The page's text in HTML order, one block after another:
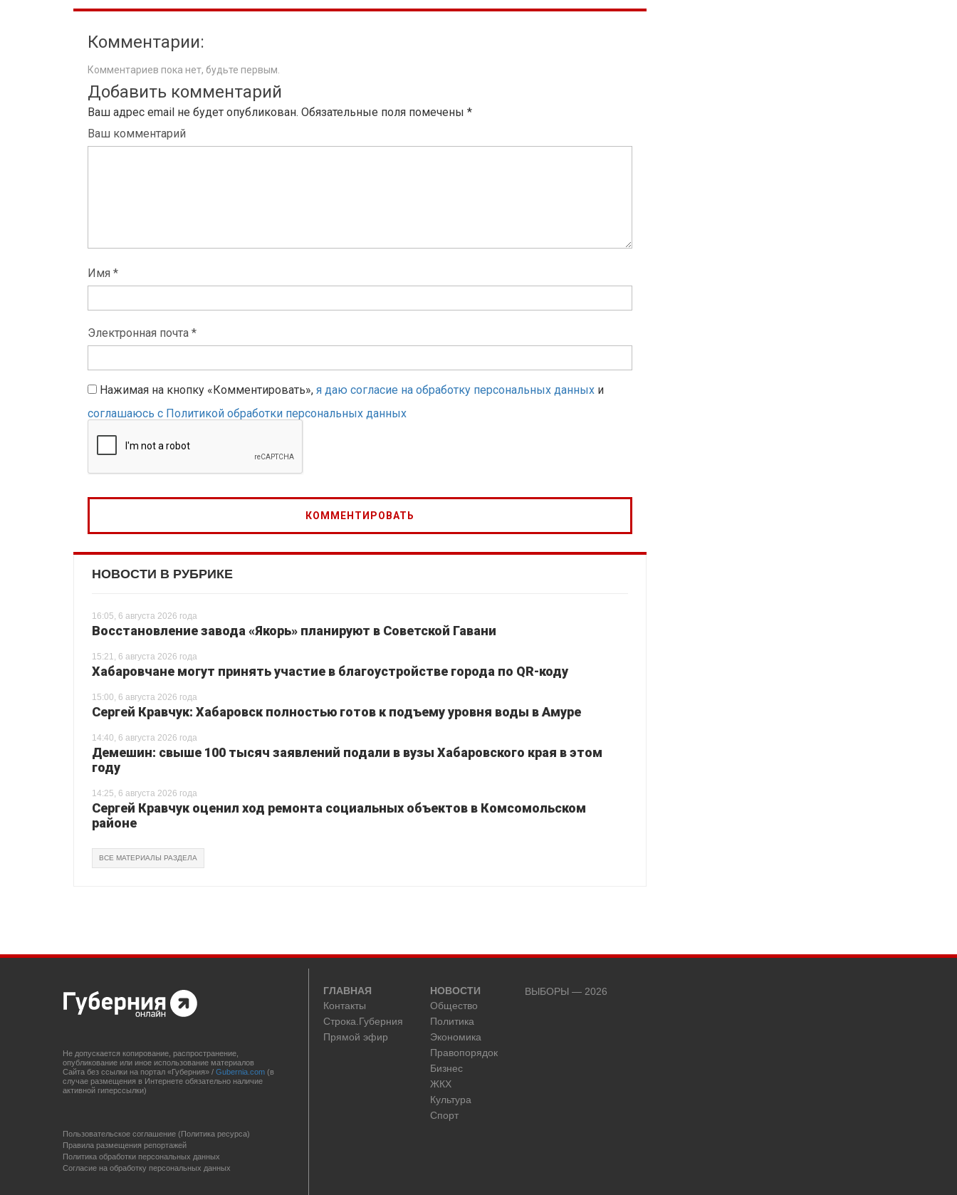
Комментарии:
Комментариев пока нет, будьте первым.
Добавить комментарий
Ваш адрес email не будет опубликован. Обязательные поля помечены *
Ваш комментарий
Имя *
Электронная почта *
Нажимая на кнопку «Комментировать», я даю согласие на обработку персональных данных и
соглашаюсь с Политикой обработки персональных данных
НОВОСТИ В РУБРИКЕ
16:05, 6 августа 2026 года
Восстановление завода «Якорь» планируют в Советской Гавани
15:21, 6 августа 2026 года
Хабаровчане могут принять участие в благоустройстве города по QR-коду
15:00, 6 августа 2026 года
Сергей Кравчук: Хабаровск полностью готов к подъему уровня воды в Амуре
14:40, 6 августа 2026 года
Демешин: свыше 100 тысяч заявлений подали в вузы Хабаровского края в этом
году
14:25, 6 августа 2026 года
Сергей Кравчук оценил ход ремонта социальных объектов в Комсомольском
районе
ВСЕ МАТЕРИАЛЫ РАЗДЕЛА
Не допускается копирование, распространение,
опубликование или иное использование материалов
Сайта без ссылки на портал «Губерния» / Gubernia.com (в
случае размещения в Интернете обязательно наличие
активной гиперссылки)
Пользовательское соглашение (Политика ресурса)
Правила размещения репортажей
Политика обработки персональных данных
Согласие на обработку персональных данных
ГЛАВНАЯ
Контакты
Строка.Губерния
Прямой эфир
НОВОСТИ
Общество
Политика
Экономика
Правопорядок
Бизнес
ЖКХ
Культура
Спорт
ВЫБОРЫ — 2026